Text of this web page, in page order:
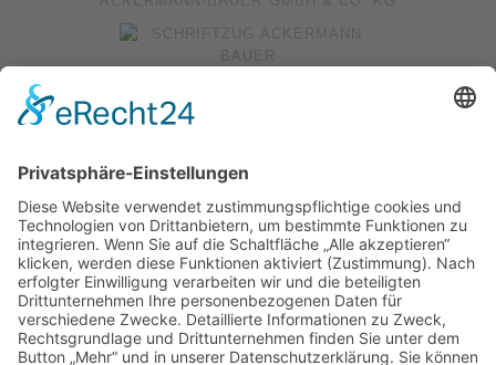
STÖCKENER STR. 21 | 30419 HANNOVER
0511 - 70 21 29 |INFO@ACKERMANN-BAUER.DE
AUSFÜHRENDE WERBEAGENTUR; WEBSEITE, PLANUNG,
KONZEPT, DESIGN, PROGRAMMIERUNG UND PFLEGE:
REGIOPRINT WERBEMEDIEN & AGENTUR E.K., INH. DIETMAR
NADOLNY | 38518 GIFHORN